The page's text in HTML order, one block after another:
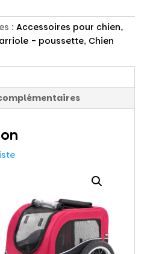
: Accessoires pour chien,
- poussette, Chien